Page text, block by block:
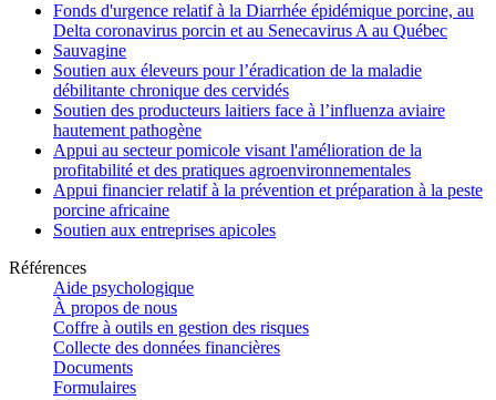
Fonds d'urgence relatif à la Diarrhée épidémique porcine, au
Delta coronavirus porcin et au Senecavirus A au Québec
Sauvagine
Soutien aux éleveurs pour l’éradication de la maladie
débilitante chronique des cervidés
Soutien des producteurs laitiers face à l’influenza aviaire
hautement pathogène
Appui au secteur pomicole visant l'amélioration de la
profitabilité et des pratiques agroenvironnementales
Appui financier relatif à la prévention et préparation à la peste
porcine africaine
Soutien aux entreprises apicoles
Références
Aide psychologique
À propos de nous
Coffre à outils en gestion des risques
Collecte des données financières
Documents
Formulaires